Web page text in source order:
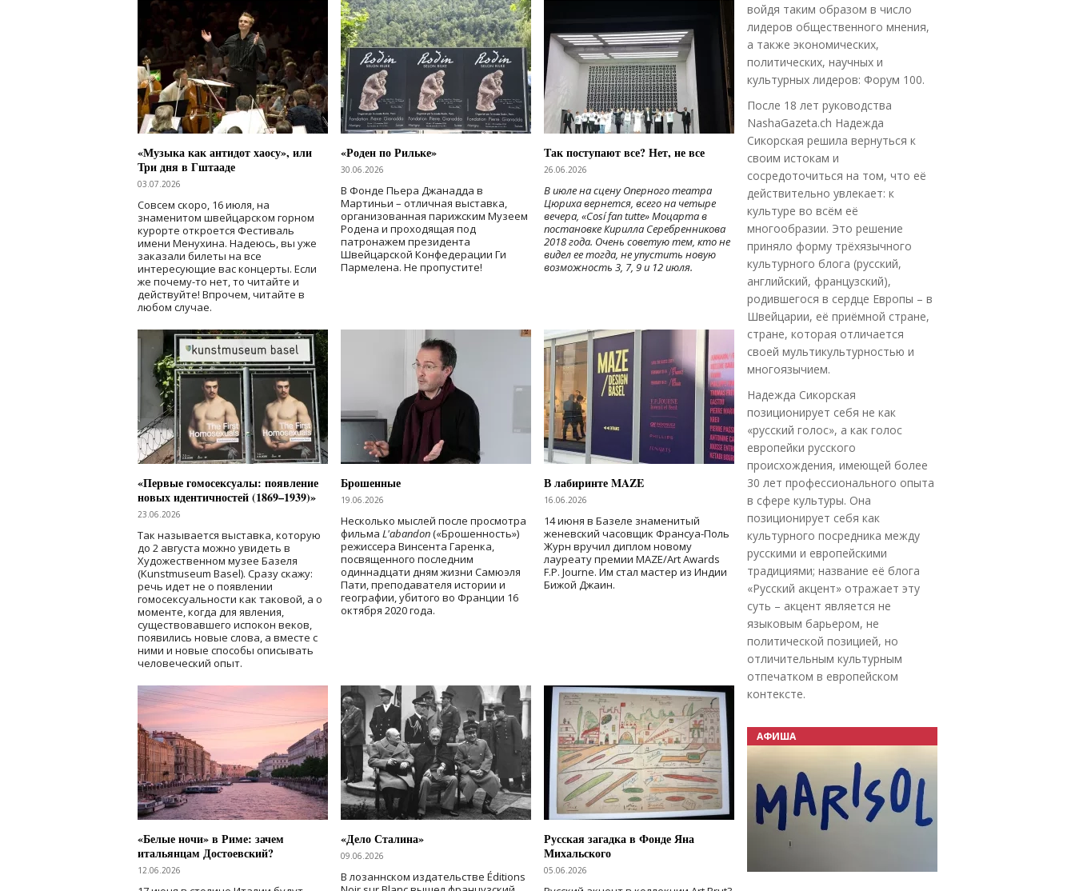
«Музыка как антидот хаосу», или
Три дня в Гштааде
03.07.2026
Совсем скоро, 16 июля, на
знаменитом швейцарском горном
курорте откроется Фестиваль
имени Менухина. Надеюсь, вы уже
заказали билеты на все
интересующие вас концерты. Если
же почему-то нет, то читайте и
действуйте! Впрочем, читайте в
любом случае.
«Роден по Рильке»
30.06.2026
В Фонде Пьера Джанадда в
Мартиньи – отличная выставка,
организованная парижским Музеем
Родена и проходящая под
патронажем президента
Швейцарской Конфедерации Ги
Пармелена. Не пропустите!
Так поступают все? Нет, не все
26.06.2026
В июле на сцену Оперного театра
Цюриха вернется, всего на четыре
вечера, «Cosí fan tutte» Моцарта в
постановке Кирилла Серебренникова
2018 года. Очень советую тем, кто не
видел ее тогда, не упустить новую
возможность 3, 7, 9 и 12 июля.
«Первые гомосексуалы: появление
новых идентичностей (1869–1939)»
23.06.2026
Так называется выставка, которую
до 2 августа можно увидеть в
Художественном музее Базеля
(Kunstmuseum Basel). Сразу скажу:
речь идет не о появлении
гомосексуальности как таковой, а о
моменте, когда для явления,
существовавшего испокон веков,
появились новые слова, а вместе с
ними и новые способы описывать
человеческий опыт.
Брошенные
19.06.2026
Несколько мыслей после просмотра
фильма L'abandon(«Брошенность»)
режиссера Винсента Гаренка,
посвященного последним
одиннадцати дням жизни Самюэля
Пати, преподавателя истории и
географии, убитого во Франции 16
октября 2020 года.
В лабиринте MAZE
16.06.2026
14 июня в Базеле знаменитый
женевский часовщик Франсуа-Поль
Журн вручил диплом новому
лауреату премии MAZE/Art Awards
F.P. Journe. Им стал мастер из Индии
Бижой Джаин.
«Белые ночи» в Риме: зачем
итальянцам Достоевский?
12.06.2026
«Дело Сталина»
09.06.2026
В лозаннском издательстве Éditions
Русская загадка в Фонде Яна
Михальского
05.06.2026
войдя таким образом в число
лидеров общественного мнения,
а также экономических,
политических, научных и
культурных лидеров: Форум 100.
После 18 лет руководства
NashaGazeta.ch Надежда
Сикорская решила вернуться к
своим истокам и
сосредоточиться на том, что её
действительно увлекает: к
культуре во всём её
многообразии. Это решение
приняло форму трёхязычного
культурного блога (русский,
английский, французский),
родившегося в сердце Европы – в
Швейцарии, её приёмной стране,
стране, которая отличается
своей мультикультурностью и
многоязычием.
Надежда Сикорская
позиционирует себя не как
«русский голос», а как голос
европейки русского
происхождения, имеющей более
30 лет профессионального опыта
в сфере культуры. Она
позиционирует себя как
культурного посредника между
русскими и европейскими
традициями; название её блога
«Русский акцент» отражает эту
суть – акцент является не
языковым барьером, не
политической позицией, но
отличительным культурным
отпечатком в европейском
контексте.
АФИША